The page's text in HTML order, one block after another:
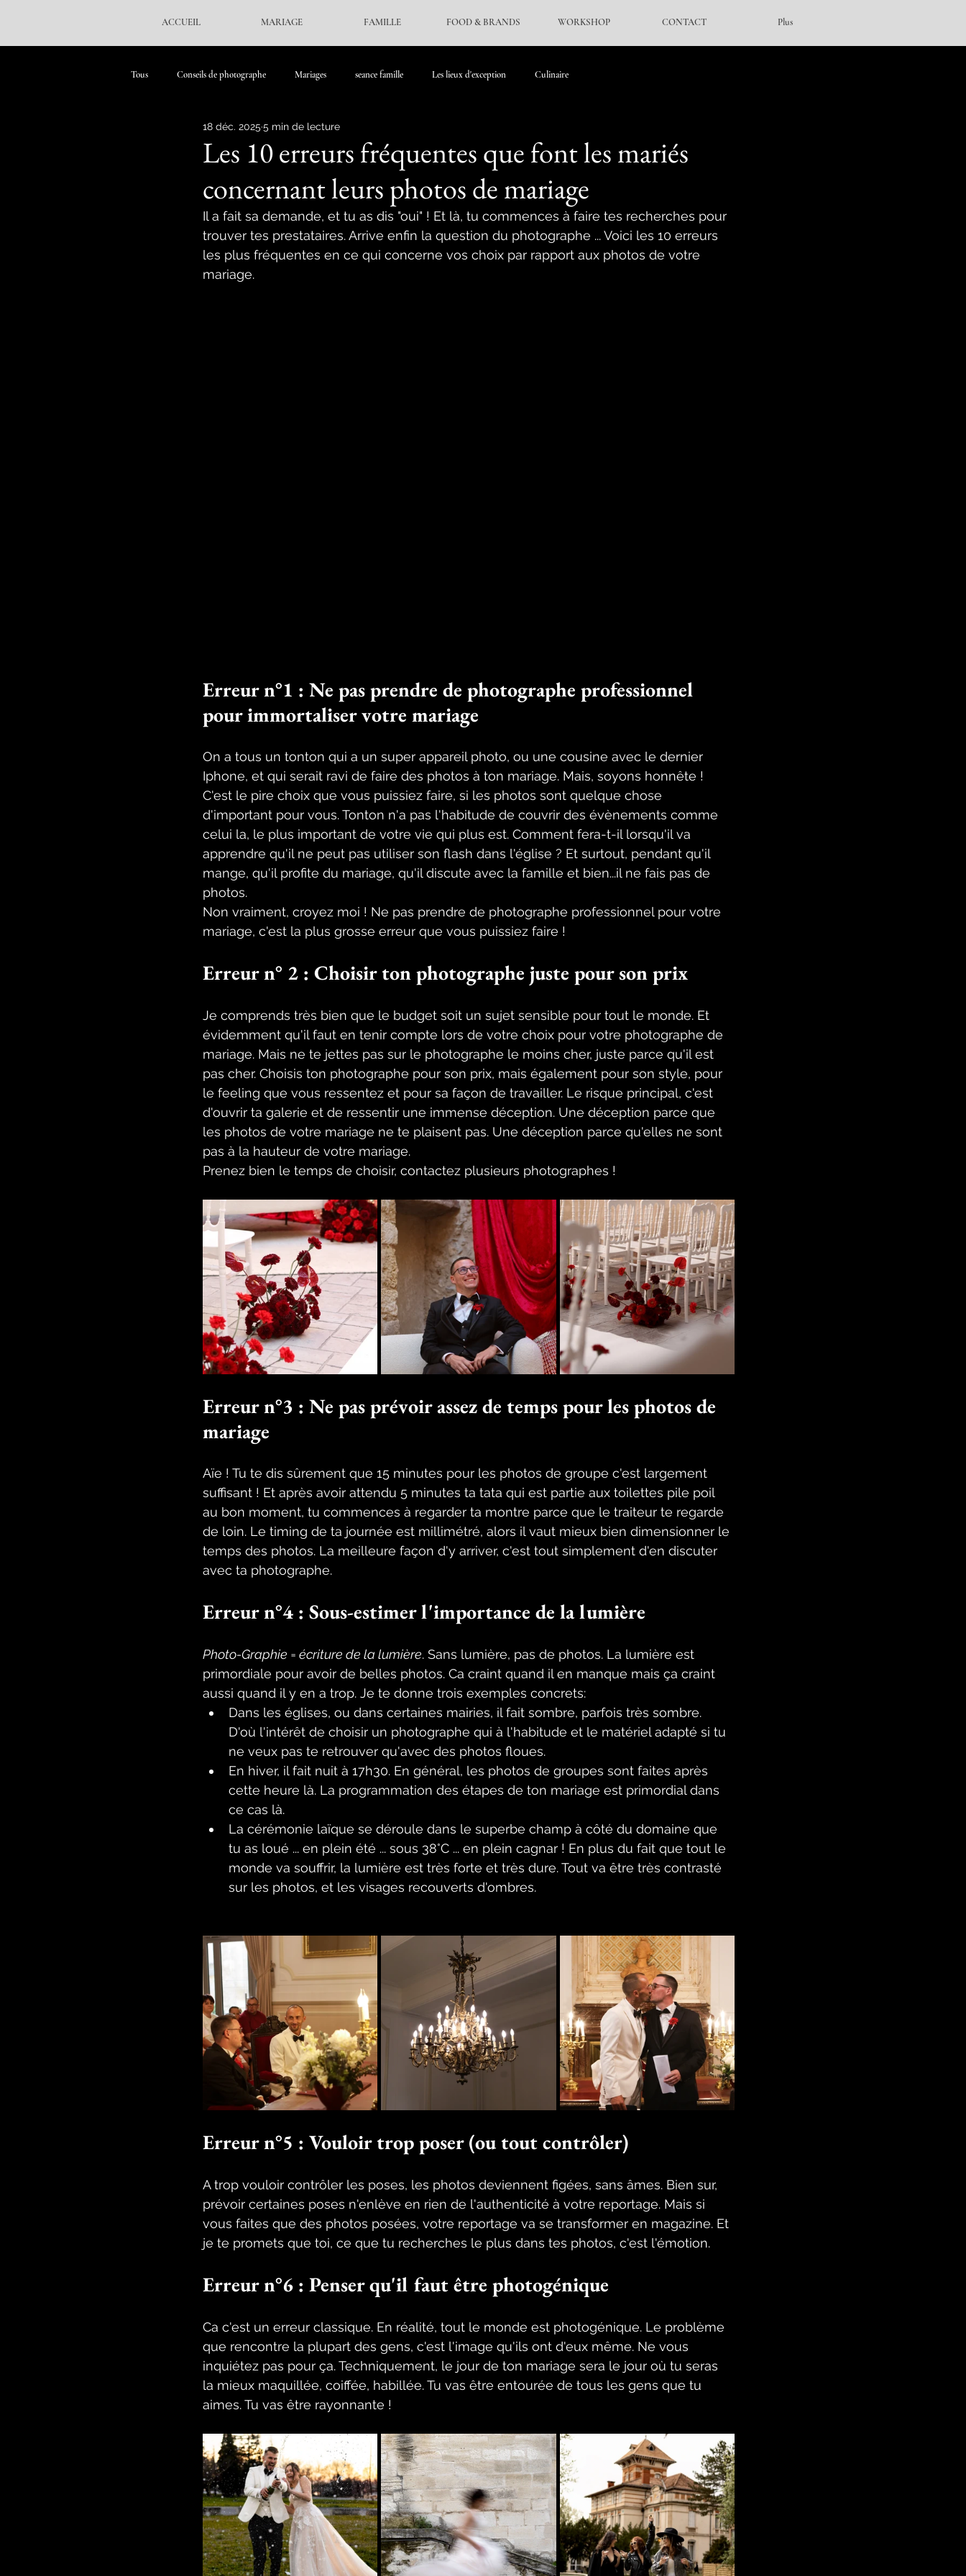
ACCUEIL MARIAGE FAMILLE FOOD & BRANDS WORKSHOP CONTACT Plus
Tous Conseils de photographe Mariages seance famille Les lieux d'exception Culinaire
Les 10 erreurs fréquentes que font les mariés
concernant leurs photos de mariage
18 déc. 2025 5 min de lecture
Il a fait sa demande, et tu as dis "oui" ! Et là, tu commences à faire tes recherches pour
trouver tes prestataires. Arrive enfin la question du photographe ... Voici les 10 erreurs
les plus fréquentes en ce qui concerne vos choix par rapport aux photos de votre
mariage.
Erreur n°1 : Ne pas prendre de photographe professionnel
pour immortaliser votre mariage
On a tous un tonton qui a un super appareil photo, ou une cousine avec le dernier
Iphone, et qui serait ravi de faire des photos à ton mariage. Mais, soyons honnête !
C'est le pire choix que vous puissiez faire, si les photos sont quelque chose
d'important pour vous. Tonton n'a pas l'habitude de couvrir des évènements comme
celui la, le plus important de votre vie qui plus est. Comment fera-t-il lorsqu'il va
apprendre qu'il ne peut pas utiliser son flash dans l'église ? Et surtout, pendant qu'il
mange, qu'il profite du mariage, qu'il discute avec la famille et bien...il ne fais pas de
photos.
Non vraiment, croyez moi ! Ne pas prendre de photographe professionnel pour votre
mariage, c'est la plus grosse erreur que vous puissiez faire !
Erreur n° 2 : Choisir ton photographe juste pour son prix
Je comprends très bien que le budget soit un sujet sensible pour tout le monde. Et
évidemment qu'il faut en tenir compte lors de votre choix pour votre photographe de
mariage. Mais ne te jettes pas sur le photographe le moins cher, juste parce qu'il est
pas cher. Choisis ton photographe pour son prix, mais également pour son style, pour
le feeling que vous ressentez et pour sa façon de travailler. Le risque principal, c'est
d'ouvrir ta galerie et de ressentir une immense déception. Une déception parce que
les photos de votre mariage ne te plaisent pas. Une déception parce qu'elles ne sont
pas à la hauteur de votre mariage.
Prenez bien le temps de choisir, contactez plusieurs photographes !
Erreur n°3 : Ne pas prévoir assez de temps pour les photos de
mariage
Aïe ! Tu te dis sûrement que 15 minutes pour les photos de groupe c'est largement
suffisant ! Et après avoir attendu 5 minutes ta tata qui est partie aux toilettes pile poil
au bon moment, tu commences à regarder ta montre parce que le traiteur te regarde
de loin. Le timing de ta journée est millimétré, alors il vaut mieux bien dimensionner le
temps des photos. La meilleure façon d'y arriver, c'est tout simplement d'en discuter
avec ta photographe.
Erreur n°4 : Sous-estimer l'importance de la lumière
Photo-Graphie = écriture de la lumière. Sans lumière, pas de photos. La lumière est
primordiale pour avoir de belles photos. Ca craint quand il en manque mais ça craint
aussi quand il y en a trop. Je te donne trois exemples concrets:
Dans les églises, ou dans certaines mairies, il fait sombre, parfois très sombre.
D'où l'intérêt de choisir un photographe qui à l'habitude et le matériel adapté si tu
ne veux pas te retrouver qu'avec des photos floues.
En hiver, il fait nuit à 17h30. En général, les photos de groupes sont faites après
cette heure là. La programmation des étapes de ton mariage est primordial dans
ce cas là.
La cérémonie laïque se déroule dans le superbe champ à côté du domaine que
tu as loué ... en plein été ... sous 38°C ... en plein cagnar ! En plus du fait que tout le
monde va souffrir, la lumière est très forte et très dure. Tout va être très contrasté
sur les photos, et les visages recouverts d'ombres.
Erreur n°5 : Vouloir trop poser (ou tout contrôler)
A trop vouloir contrôler les poses, les photos deviennent figées, sans âmes. Bien sur,
prévoir certaines poses n'enlève en rien de l'authenticité à votre reportage. Mais si
vous faites que des photos posées, votre reportage va se transformer en magazine. Et
je te promets que toi, ce que tu recherches le plus dans tes photos, c'est l'émotion.
Erreur n°6 : Penser qu'il faut être photogénique
Ca c'est un erreur classique. En réalité, tout le monde est photogénique. Le problème
que rencontre la plupart des gens, c'est l'image qu'ils ont d'eux même. Ne vous
inquiétez pas pour ça. Techniquement, le jour de ton mariage sera le jour où tu seras
la mieux maquillée, coiffée, habillée. Tu vas être entourée de tous les gens que tu
aimes. Tu vas être rayonnante !